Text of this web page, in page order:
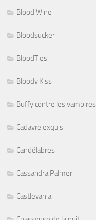
Blood Wine
Bloodsucker
BloodTies
Bloody Kiss
Buffy contre les vampires
Cadavre exquis
Candélabres
Cassandra Palmer
Castlevania